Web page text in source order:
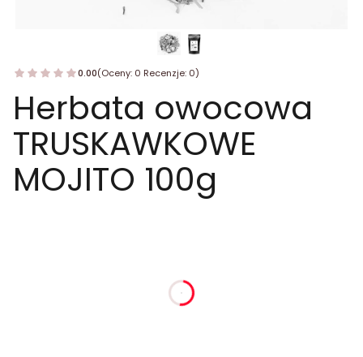
0.00(Oceny: 0 Recenzje: 0)
Herbata owocowa
TRUSKAWKOWE
MOJITO 100g